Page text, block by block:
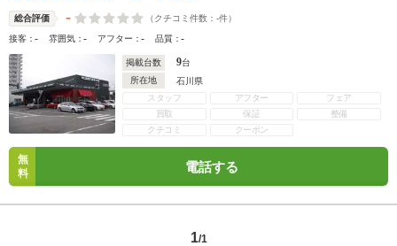
総合評価 - （クチコミ件数： -件）
接客：- 雰囲気：- アフター：- 品質：-
掲載台数 9台
所在地
石川県
スタッフ
アフター
フェア
買取
保証
整備
クチコミ
クーポン
無
料
電話する
1/1